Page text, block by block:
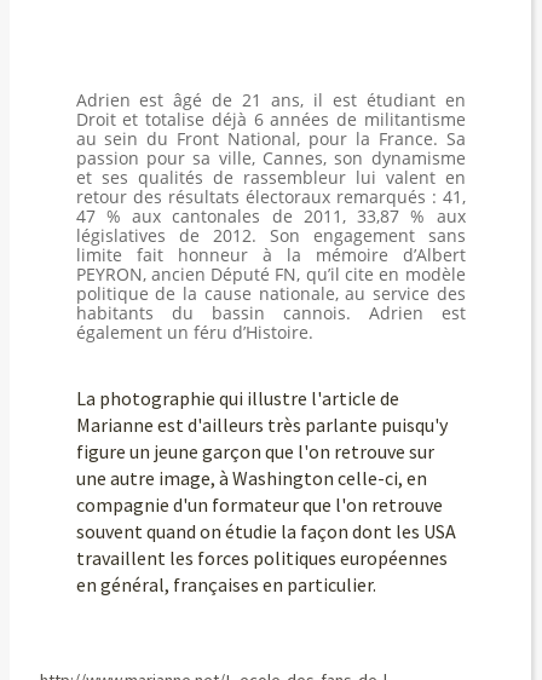
Adrien est âgé de 21 ans, il est étudiant en
Droit et totalise déjà 6 années de militantisme
au sein du Front National, pour la France. Sa
passion pour sa ville, Cannes, son dynamisme
et ses qualités de rassembleur lui valent en
retour des résultats électoraux remarqués : 41,
47 % aux cantonales de 2011, 33,87 % aux
législatives de 2012. Son engagement sans
limite fait honneur à la mémoire d’Albert
PEYRON, ancien Député FN, qu’il cite en modèle
politique de la cause nationale, au service des
habitants du bassin cannois. Adrien est
également un féru d’Histoire.
La photographie qui illustre l'article de
Marianne est d'ailleurs très parlante puisqu'y
figure un jeune garçon que l'on retrouve sur
une autre image, à Washington celle-ci, en
compagnie d'un formateur que l'on retrouve
souvent quand on étudie la façon dont les USA
travaillent les forces politiques européennes
en général, françaises en particulier.